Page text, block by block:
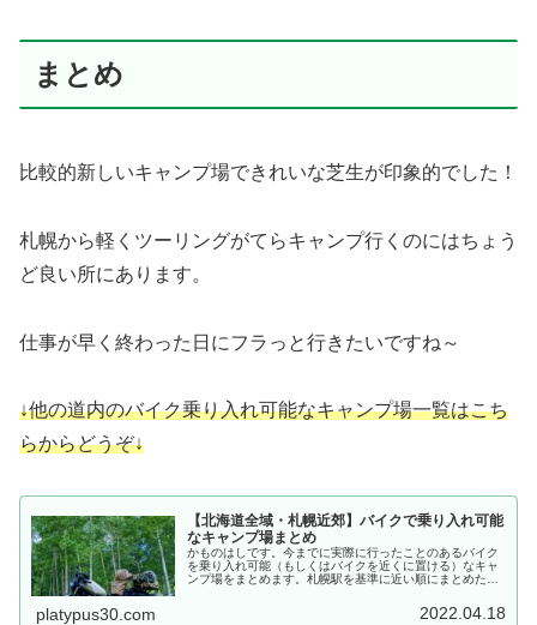
まとめ
比較的新しいキャンプ場できれいな芝生が印象的でした！
札幌から軽くツーリングがてらキャンプ行くのにはちょう
ど良い所にあります。
仕事が早く終わった日にフラっと行きたいですね～
↓他の道内のバイク乗り入れ可能なキャンプ場一覧はこち
らからどうぞ↓
【北海道全域・札幌近郊】バイクで乗り入れ可能
なキャンプ場まとめ
かものはしです。今までに実際に行ったことのあるバイク
を乗り入れ可能（もしくはバイクを近くに置ける）なキャ
ンプ場をまとめます。札幌駅を基準に近い順にまとめたい
platypus30.com 2022.04.18